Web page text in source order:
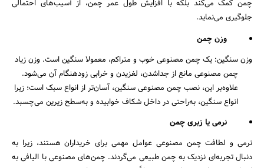
چمن کمک می‌کند بلکه با افزایش طول عمر چمن، از آسیب‌های احتمالی
جلوگیری می‌نماید.
وزن چمن
وزن سنگین: یک چمن مصنوعی خوب و متراکم، معمولا سنگین است. وزن زیاد
چمن مصنوعی مانع از جدا‌شدن، لغزیدن و خرابی زودهنگام آن می‌شود.
علاوه‌بر این، نصب چمن مصنوعی سنگین، آسان‌تر از انواع سبک است؛ زیرا
انواع سنگین، به‌راحتی در داخل شکاف خوابیده و به‌سطح زیرین می‌چسبد.
نرمی یا زبری چمن
نرمی و لطافت چمن مصنوعی عوامل مهمی برای خریداران هستند، زیرا به
دنبال تجربه‌ای نزدیک به چمن طبیعی می‌گردند. چمن‌های مصنوعی با الیافی به